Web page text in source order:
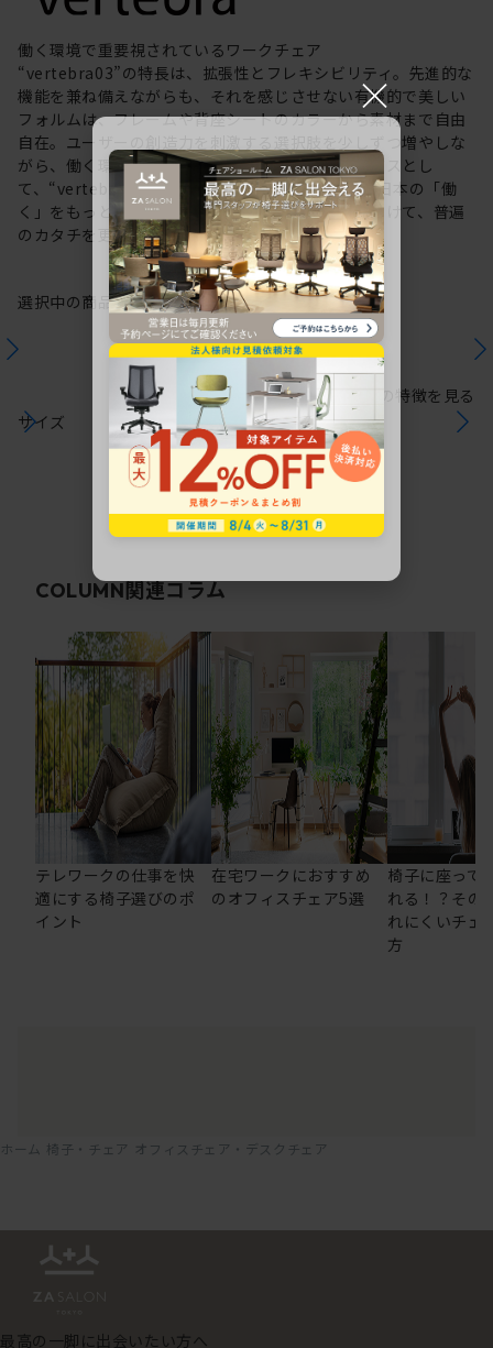
働く環境で重要視されているワークチェア
“vertebra03”の特長は、拡張性とフレキシビリティ。先進的な
機能を兼ね備えながらも、それを感じさせない有機的で美しい
フォルムは、フレームや背座シートのカラーから素材まで自由
自在。ユーザーの創造力を刺激する選択肢を少しずつ増やしな
がら、働く環境や個人の美意識を投影するキャンバスとし
て、“vertebra03”をアップデートしてきました。日本の「働
く」をもっと自由に。これからも私たちは未来に向けて、普遍
のカタチを更新していきます。
選択中の商品情報保証注意事項
サイズ
シリーズの特徴を見る
COLUMN関連コラム
テレワークの仕事を快
適にする椅子選びのポ
イント
在宅ワークにおすすめ
のオフィスチェア5選
椅子に座って
れる！？その
れにくいチェ
方
ホーム 椅子・チェア オフィスチェア・デスクチェア
最高の一脚に出会いたい方へ
×